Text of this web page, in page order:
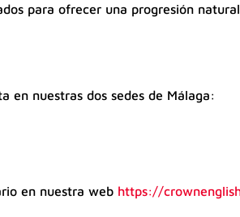
para ofrecer una progresión
en nuestras dos sedes de Málaga:
en nuestra web https://